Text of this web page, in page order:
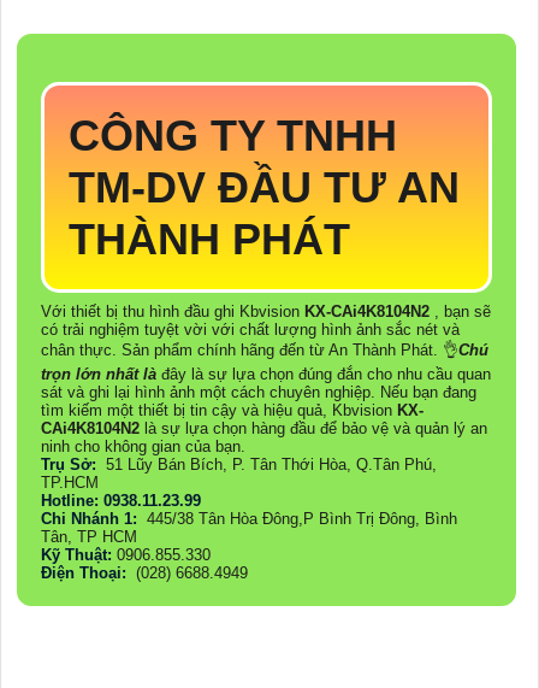
CÔNG TY TNHH
TM-DV ĐẦU TƯ AN
THÀNH PHÁT
Với thiết bị thu hình đầu ghi Kbvision KX-CAi4K8104N2
, bạn sẽ
có trải nghiệm tuyệt vời với chất lượng hình ảnh sắc nét và
chân thực. Sản phẩm chính hãng đến từ An Thành Phát. 👌Chú
trọn lớn nhất là đây là sự lựa chọn đúng đắn cho nhu cầu quan
sát và ghi lại hình ảnh một cách chuyên nghiệp. Nếu bạn đang
tìm kiếm một thiết bị tin cậy và hiệu quả, Kbvision KX-
CAi4K8104N2 là sự lựa chọn hàng đầu để bảo vệ và quản lý an
ninh cho không gian của bạn.
Trụ Sở: 51 Lũy Bán Bích, P. Tân Thới Hòa, Q.Tân Phú,
TP.HCM
Hotline: 0938.11.23.99
Chi Nhánh 1: 445/38 Tân Hòa Đông,P Bình Trị Đông, Bình
Tân, TP HCM
Kỹ Thuật: 0906.855.330
Điện Thoại: (028) 6688.4949